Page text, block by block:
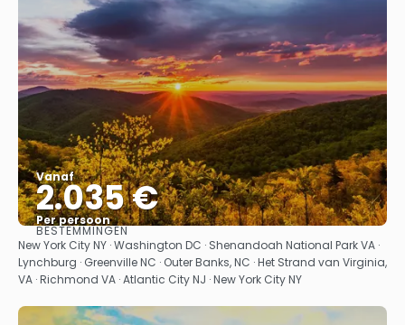
Vanaf
2.035 €
Per persoon
Bekijk
BESTEMMINGEN
New York City NY · Washington DC · Shenandoah National Park VA ·
Lynchburg · Greenville NC · Outer Banks, NC · Het Strand van Virginia,
VA · Richmond VA · Atlantic City NJ · New York City NY